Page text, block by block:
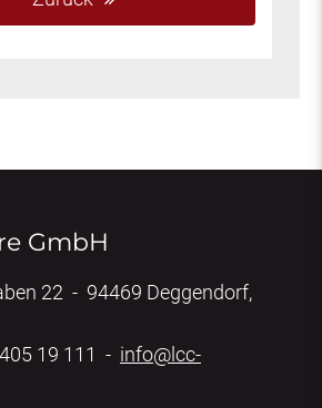
GmbH
22 - 94469 Deggendorf,
19 111 - info@lcc-